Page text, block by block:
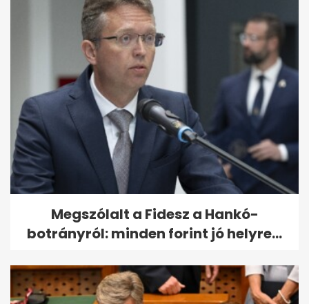
Megszólalt a Fidesz a Hankó-
botrányról: minden forint jó helyre...